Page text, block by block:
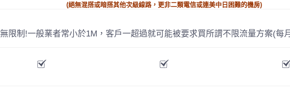
(絕無混搭或暗搭其他次級線路，更非二類電信或連美中日困難的機房)
無限制!一般業者常小於1M，客戶一超過就可能被要求買所謂不限流量方案(每